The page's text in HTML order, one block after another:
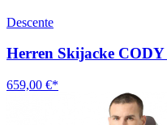
Descente
Herren Skijacke
659,00 €*